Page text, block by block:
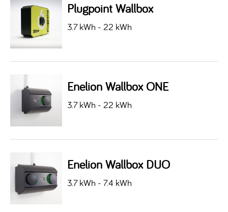
Plugpoint Wallbox
3.7 kWh - 22 kWh
Enelion Wallbox ONE
3.7 kWh - 22 kWh
Enelion Wallbox DUO
3.7 kWh - 7.4 kWh